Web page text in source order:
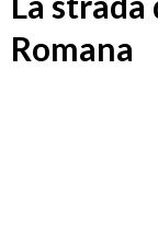
Romana